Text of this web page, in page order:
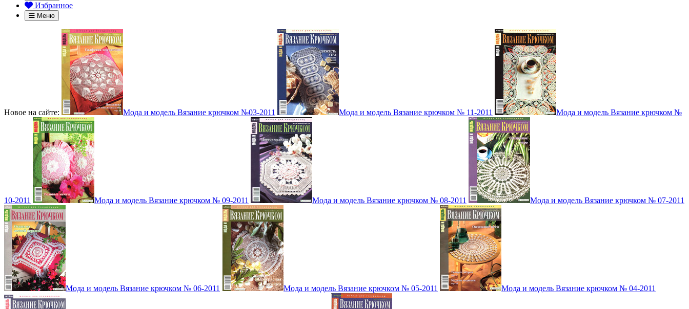
Избранное
Меню
Новое на сайте: Мода и модель Вязание крючком №03-2011 Мода и модель Вязание крючком № 11-2011 Мода и модель Вязание крючком №
10-2011 Мода и модель Вязание крючком № 09-2011 Мода и модель Вязание крючком № 08-2011 Мода и модель Вязание крючком № 07-2011
Мода и модель Вязание крючком № 06-2011 Мода и модель Вязание крючком № 05-2011 Мода и модель Вязание крючком № 04-2011